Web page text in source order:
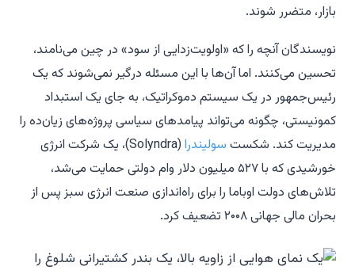
بازار، متضرر شوند.
نویسندگان آنچه را که «اولویت‌زدایی از سود» در چین می‌نامند،
تحسین می‌کنند. اما آن‌ها با این مسئله درگیر نمی‌شوند که یک
رئیس‌جمهور در یک سیستم دموکراتیک، به جای یک استبداد
کمونیستی، چگونه می‌تواند پیامدهای سیاسی پروژه‌های زیان‌ده را
مدیریت کند. شکست سولیندرا
(Solyndra)، یک شرکت انرژی
خورشیدی که با ۵۲۷ میلیون دلار وام دولتی حمایت می‌شد،
تلاش‌های دولت اوباما را برای راه‌اندازی صنعت انرژی سبز پس از
بحران مالی جهانی ۲۰۰۸ تضعیف کرد.